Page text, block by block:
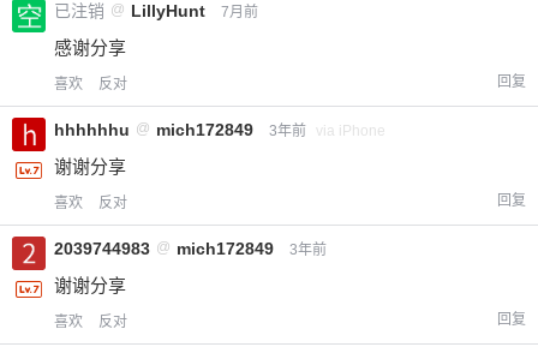
已注销 @ LillyHunt 7月前
感谢分享
喜欢 反对 回复
hhhhhhu @ mich172849 3年前 via iPhone
谢谢分享
喜欢 反对 回复
2039744983 @ mich172849 3年前
谢谢分享
喜欢 反对 回复